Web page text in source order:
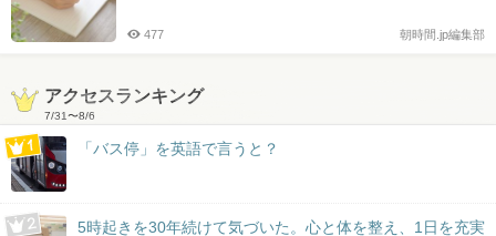
朝時間.jp編集部
477
アクセスランキング
7/31〜8/6
「バス停」を英語で言うと？
5時起きを30年続けて気づいた。心と体を整え、1日を充実